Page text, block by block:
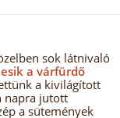
sok látnivaló
a várfürdő
a kivilágított
napra jutott
a sütemények